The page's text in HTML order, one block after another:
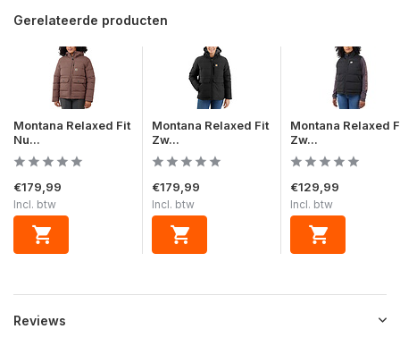
Gerelateerde producten
Montana Relaxed Fit
Nu...
€179,99
Incl. btw
Montana Relaxed Fit
Zw...
€179,99
Incl. btw
Montana Relaxed
Zw...
€129,99
Incl. btw
Reviews